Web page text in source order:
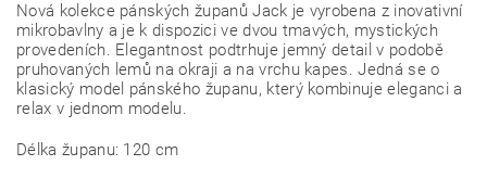
Nová kolekce pánských županů Jack je vyrobena z inovativní
mikrobavlny a je k dispozici ve dvou tmavých, mystických
provedeních. Elegantnost podtrhuje jemný detail v podobě
pruhovaných lemů na okraji a na vrchu kapes. Jedná se o
klasický model pánského županu, který kombinuje eleganci a
relax v jednom modelu.
Délka županu: 120 cm